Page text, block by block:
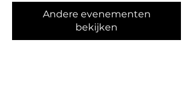
Andere evenementen
bekijken